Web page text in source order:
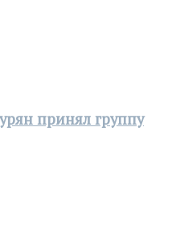
принял группу